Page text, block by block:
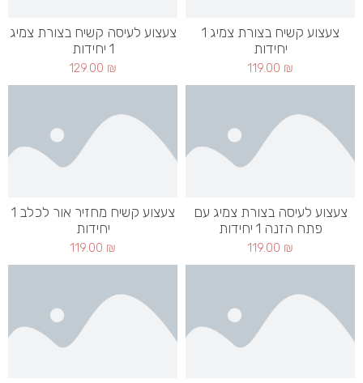
צעצוע קשיח בצורת צמיג 1
יחידות
119.00 ₪
צעצוע לעיסה קשיח בצורת צמיג
1 יחידות
129.00 ₪
צעצוע לעיסה בצורת צמיג עם
פתח הזנה 1 יחידות
119.00 ₪
צעצוע קשיח מחזיר אור לכלב 1
יחידות
119.00 ₪